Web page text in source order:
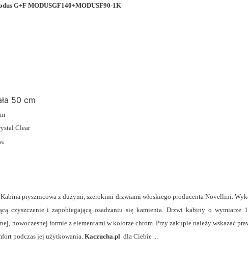
G+F MODUSGF140+MODUSF90-1K
50 cm
Clear
Kabina prysznicowa z dużymi, szerokimi drzwiami włoskiego producenta Novellini.
czyszczenie i zapobiegającą osadzaniu się kamienia. Drzwi kabiny o wymiarze
nowoczesnej formie z elementami w kolorze chrom. Przy zakupie należy wskazać
podczas jej użytkowania. Kaczucha.pl dla Ciebie ...